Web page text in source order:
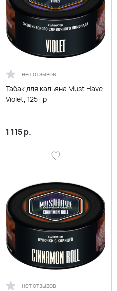
нет отзывов
Табак для кальяна Must Have
Violet, 125 гр
1 115р.
нет отзывов